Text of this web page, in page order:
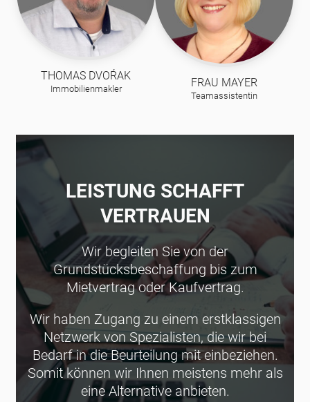
THOMAS DVOŔAK
Immobilienmakler FRAU MAYER
Teamassistentin
LEISTUNG SCHAFFT
VERTRAUEN
Wir begleiten Sie von der
Grundstücksbeschaffung bis zum
Mietvertrag oder Kaufvertrag.
Wir haben Zugang zu einem erstklassigen
Netzwerk von Spezialisten, die wir bei
Bedarf in die Beurteilung mit einbeziehen.
Somit können wir Ihnen meistens mehr als
eine Alternative anbieten.